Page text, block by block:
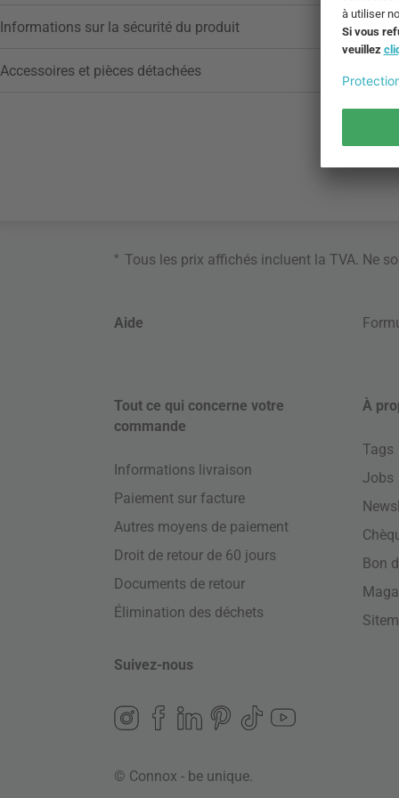
Informations sur la sécurité du produit
Accessoires et pièces détachées
* Tous les prix affichés incluent la TVA. Ne
Aide
Tout ce qui concerne votre
commande
Informations livraison
Paiement sur facture
Autres moyens de paiement
Droit de retour de 60 jours
Documents de retour
Élimination des déchets
À
Tags
Jobs
Bon
Suivez-nous
© Connox - be unique.